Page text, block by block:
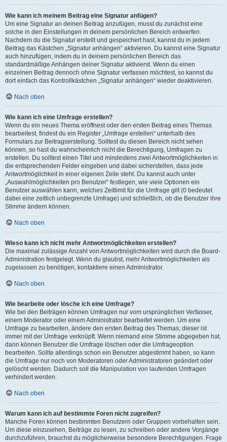
Wie kann ich meinem Beitrag eine Signatur anfügen?
Um eine Signatur an deinen Beitrag anzufügen, musst du zunächst eine
solche in den Einstellungen in deinem persönlichen Bereich entwerfen.
Nachdem du die Signatur erstellt und gespeichert hast, kannst du in jedem
Beitrag das Kästchen „Signatur anhängen“ aktivieren. Du kannst eine Signatur
auch hinzufügen, indem du in deinem persönlichen Bereich das
standardmäßige Anhängen deiner Signatur aktivierst. Wenn du einen
einzelnen Beitrag dennoch ohne Signatur verfassen möchtest, so kannst du
dort einfach das Kontrollkästchen „Signatur anhängen“ wieder deaktivieren.
Nach oben
Wie kann ich eine Umfrage erstellen?
Wenn du ein neues Thema eröffnest oder den ersten Beitrag eines Themas
bearbeitest, findest du ein Register „Umfrage erstellen“ unterhalb des
Formulars zur Beitragserstellung. Solltest du diesen Bereich nicht sehen
können, so hast du wahrscheinlich nicht die Berechtigung, Umfragen zu
erstellen. Du solltest einen Titel und mindestens zwei Antwortmöglichkeiten in
die entsprechenden Felder eingeben und dabei sicherstellen, dass jede
Antwortmöglichkeit in einer eigenen Zeile steht. Du kannst auch unter
„Auswahlmöglichkeiten pro Benutzer“ festlegen, wie viele Optionen ein
Benutzer auswählen kann, welches Zeitlimit für die Umfrage gilt (0 bedeutet
dabei eine zeitlich unbegrenzte Umfrage) und schließlich, ob die Benutzer ihre
Stimme ändern können.
Nach oben
Wieso kann ich nicht mehr Antwortmöglichkeiten erstellen?
Die maximal zulässige Anzahl von Antwortmöglichkeiten wird durch die Board-
Administration festgelegt. Wenn du glaubst, mehr Antwortmöglichkeiten als
zugelassen zu benötigen, kontaktiere einen Administrator.
Nach oben
Wie bearbeite oder lösche ich eine Umfrage?
Wie bei den Beiträgen können Umfragen nur vom ursprünglichen Verfasser,
einem Moderator oder einem Administrator bearbeitet werden. Um eine
Umfrage zu bearbeiten, ändere den ersten Beitrag des Themas; dieser ist
immer mit der Umfrage verknüpft. Wenn niemand eine Stimme abgegeben hat,
dann können Benutzer die Umfrage löschen oder die Umfrageoption
bearbeiten. Sollte allerdings schon ein Benutzer abgestimmt haben, so kann
die Umfrage nur noch von Moderatoren oder Administratoren geändert oder
gelöscht werden. Dadurch soll die Manipulation von laufenden Umfragen
verhindert werden.
Nach oben
Warum kann ich auf bestimmte Foren nicht zugreifen?
Manche Foren können bestimmten Benutzern oder Gruppen vorbehalten sein.
Um diese einzusehen, Beiträge zu lesen, zu schreiben oder andere Vorgänge
durchzuführen, brauchst du möglicherweise besondere Berechtigungen. Frage